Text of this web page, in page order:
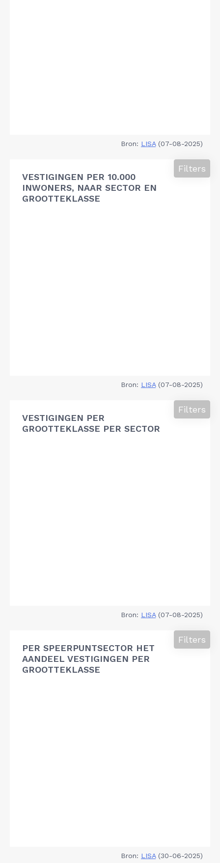
Bron: LISA(07-08-2025)
VESTIGINGEN PER 10.000
INWONERS, NAAR SECTOR EN
GROOTTEKLASSE
Filters
Bron: LISA(07-08-2025)
VESTIGINGEN PER
GROOTTEKLASSE PER SECTOR
Filters
Bron: LISA(07-08-2025)
PER SPEERPUNTSECTOR HET
AANDEEL VESTIGINGEN PER
GROOTTEKLASSE
Filters
Bron: LISA(30-06-2025)